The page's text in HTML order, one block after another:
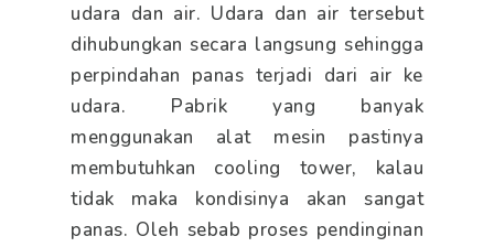
udara dan air. Udara dan air tersebut
dihubungkan secara langsung sehingga
perpindahan panas terjadi dari air ke
udara. Pabrik yang banyak
menggunakan alat mesin pastinya
membutuhkan cooling tower, kalau
tidak maka kondisinya akan sangat
panas. Oleh sebab proses pendinginan